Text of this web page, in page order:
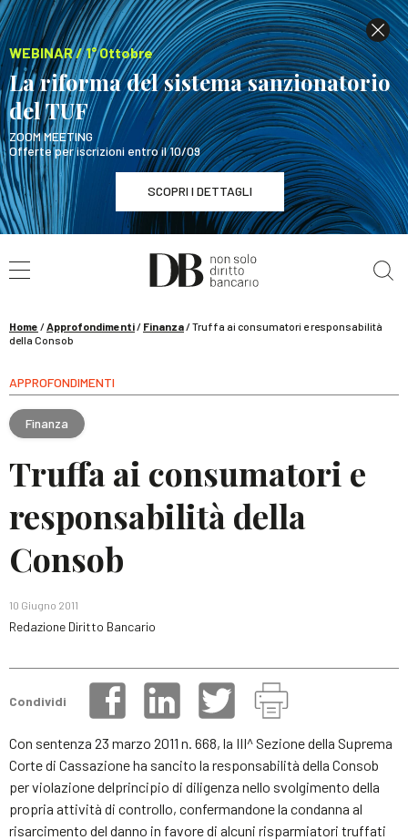
WEBINAR / 1° Ottobre
La riforma del sistema sanzionatorio
del TUF
ZOOM MEETING
Offerte per iscrizioni entro il 10/09
SCOPRI I DETTAGLI
WEBINAR / 1° Ottobre
La riforma del sistema sanzionatorio del TUF
Home /Approfondimenti/ Finanza/Truffa ai consumatori e responsabilità
della Consob
APPROFONDIMENTI
Finanza
Truffa ai consumatori e
responsabilità della
Consob
10 Giugno 2011
Redazione Diritto Bancario
Condividi
Con sentenza 23 marzo 2011 n. 668, la III^ Sezione della Suprema
Corte di Cassazione ha sancito la responsabilità della Consob
per violazione delprincipio di diligenza nello svolgimento della
propria attività di controllo, confermandone la condanna al
risarcimento del danno in favore di alcuni risparmiatori truffati